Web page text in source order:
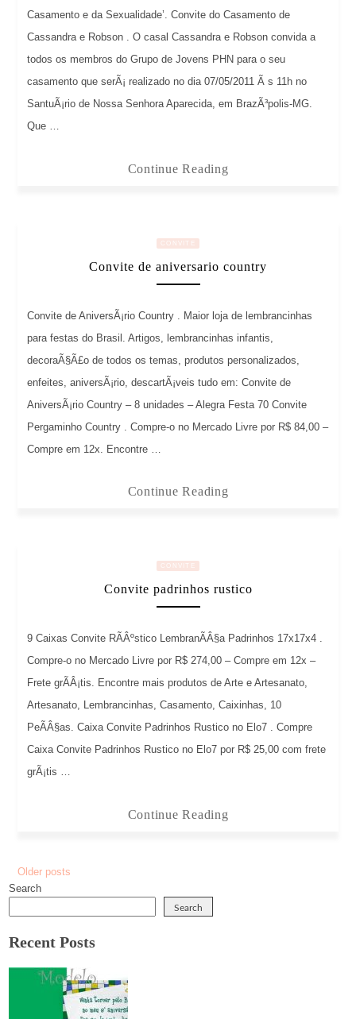
Casamento e da Sexualidade’. Convite do Casamento de
Cassandra e Robson . O casal Cassandra e Robson convida a
todos os membros do Grupo de Jovens PHN para o seu
casamento que serÃ¡ realizado no dia 07/05/2011 Ã s 11h no
SantuÃ¡rio de Nossa Senhora Aparecida, em BrazÃ³polis-MG.
Que …
Continue Reading
CONVITE
Convite de aniversario country
Convite de AniversÃ¡rio Country . Maior loja de lembrancinhas
para festas do Brasil. Artigos, lembrancinhas infantis,
decoraÃ§Ã£o de todos os temas, produtos personalizados,
enfeites, aniversÃ¡rio, descartÃ¡veis tudo em: Convite de
AniversÃ¡rio Country – 8 unidades – Alegra Festa 70 Convite
Pergaminho Country . Compre-o no Mercado Livre por R$ 84,00 –
Compre em 12x. Encontre …
Continue Reading
CONVITE
Convite padrinhos rustico
9 Caixas Convite RÃÂºstico LembranÃÂ§a Padrinhos 17x17x4 .
Compre-o no Mercado Livre por R$ 274,00 – Compre em 12x –
Frete grÃÂ¡tis. Encontre mais produtos de Arte e Artesanato,
Artesanato, Lembrancinhas, Casamento, Caixinhas, 10
PeÃÂ§as. Caixa Convite Padrinhos Rustico no Elo7 . Compre
Caixa Convite Padrinhos Rustico no Elo7 por R$ 25,00 com frete
grÃ¡tis …
Continue Reading
Posts
navigation
Older posts
Search
Search
Recent Posts